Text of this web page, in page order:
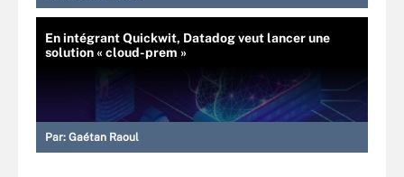
En intégrant Quickwit, Datadog veut lancer une
solution « cloud-prem »
Par: Gaétan Raoul